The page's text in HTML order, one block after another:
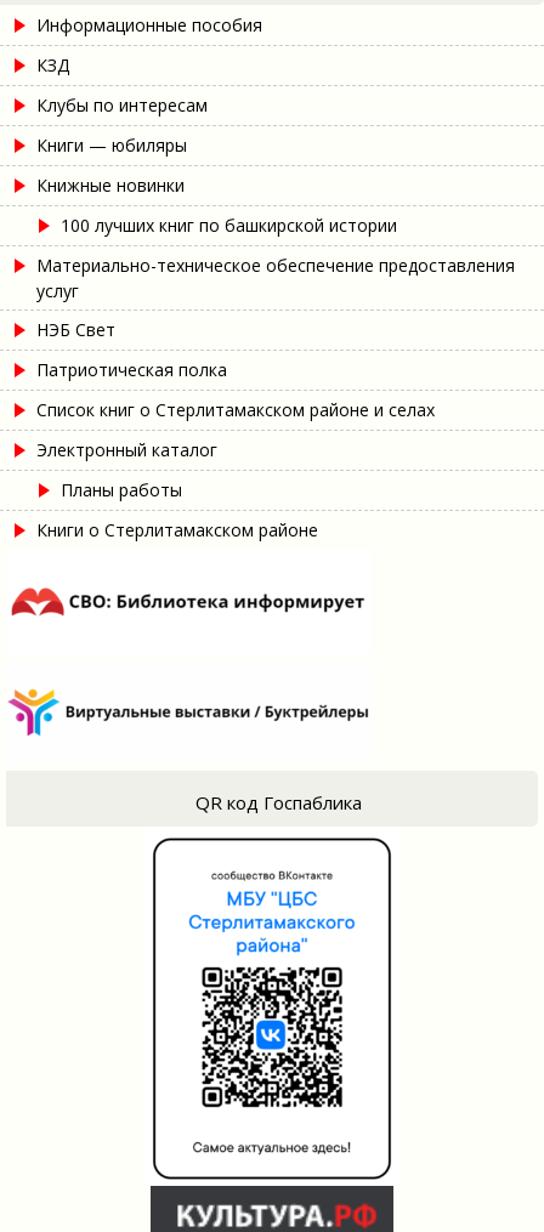
Информационные пособия
КЗД
Клубы по интересам
Книги — юбиляры
Книжные новинки
100 лучших книг по башкирской истории
Материально-техническое обеспечение предоставления
услуг
НЭБ Свет
Патриотическая полка
Список книг о Стерлитамакском районе и селах
Электронный каталог
Планы работы
Книги о Стерлитамакском районе
QR код Госпаблика